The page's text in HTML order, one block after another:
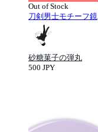
Out of Stock
刀剣男士モチーフ鏡
砂糖菓子の弾丸
500 JPY